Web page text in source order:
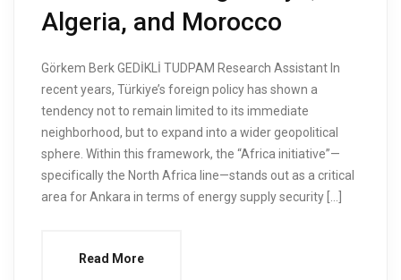
Algeria, and Morocco
Görkem Berk GEDİKLİ TUDPAM Research Assistant In
recent years, Türkiye’s foreign policy has shown a
tendency not to remain limited to its immediate
neighborhood, but to expand into a wider geopolitical
sphere. Within this framework, the “Africa initiative”—
specifically the North Africa line—stands out as a critical
area for Ankara in terms of energy supply security […]
Read More